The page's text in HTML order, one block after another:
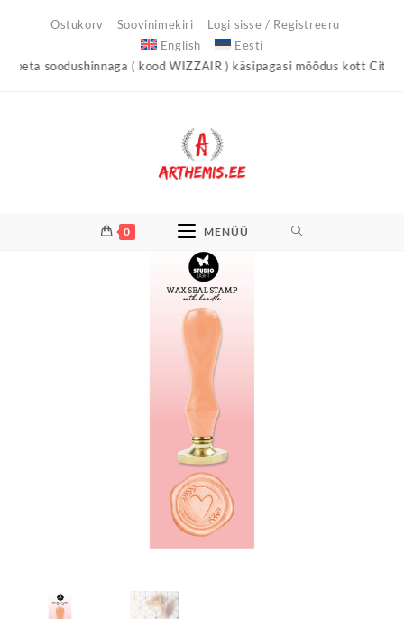
Ostukorv Soovinimekiri
Logi sisse / Registreeru
English
Eesti
soodushinnaga ( kood WIZZAIR ) käsipagasi mõõdus kott City
0 MENÜÜ